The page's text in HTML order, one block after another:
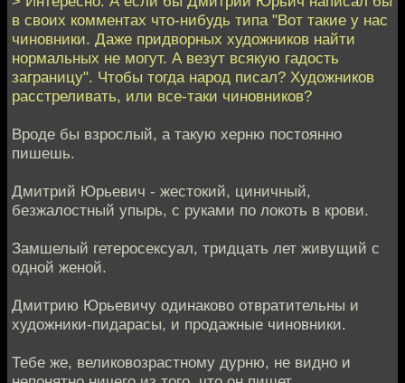
в своих комментах что-нибудь типа "Вот такие у нас
чиновники. Даже придворных художников найти
нормальных не могут. А везут всякую гадость
заграницу". Чтобы тогда народ писал? Художников
расстреливать, или все-таки чиновников?
Вроде бы взрослый, а такую херню постоянно
пишешь.
Дмитрий Юрьевич - жестокий, циничный,
безжалостный упырь, с руками по локоть в крови.
Замшелый гетеросексуал, тридцать лет живущий с
одной женой.
Дмитрию Юрьевичу одинаково отвратительны и
художники-пидарасы, и продажные чиновники.
Тебе же, великовозрастному дурню, не видно и